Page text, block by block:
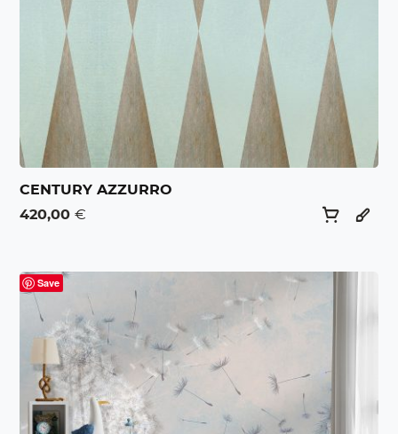
CENTURY AZZURRO
420,00€
Save